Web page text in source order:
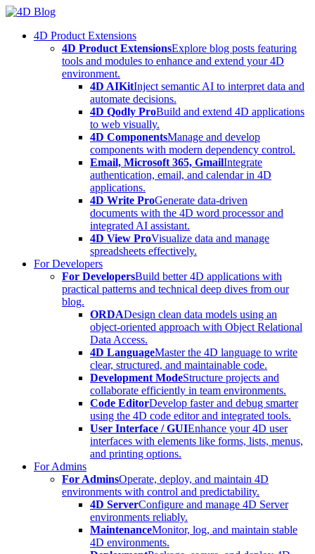
Skip
content4D Product Extensions
4D Product ExtensionsExplore blog posts featuring
tools and modules to enhance and extend your 4D
environment.
4D AIKitInject semantic AI to interpret data and
automate decisions.
4D Qodly ProBuild and extend 4D applications
to web visually.
4D ComponentsManage and develop
components with modern dependency control.
Email, Microsoft 365, GmailIntegrate
authentication, email, and calendar in 4D
applications.
4D Write ProGenerate data-driven
documents with the 4D word processor and
integrated AI assistant.
4D View ProVisualize data and manage
spreadsheets effectively.
For Developers
For DevelopersBuild better 4D applications with
practical patterns and technical deep dives from our
blog.
ORDADesign clean data models using an
object-oriented approach with Object Relational
Data Access.
4D LanguageMaster the 4D language to write
clear, structured, and maintainable code.
Development ModeStructure projects and
collaborate efficiently in team environments.
Code EditorDevelop faster and debug smarter
using the 4D code editor and integrated tools.
User Interface / GUIEnhance your 4D user
interfaces with elements like forms, lists, menus,
and printing options.
For Admins
For AdminsOperate, deploy, and maintain 4D
environments with control and predictability.
4D ServerConfigure and manage 4D Server
environments reliably.
MaintenanceMonitor, log, and maintain stable
4D environments.